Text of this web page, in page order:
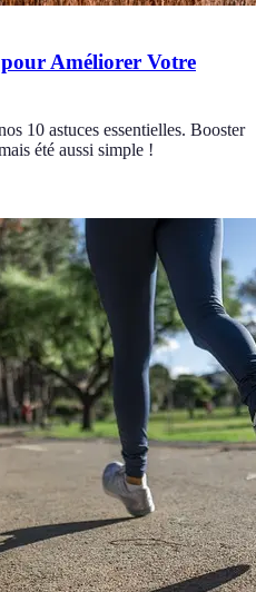
pour Améliorer Votre
10 astuces essentielles. Booster
été aussi simple !